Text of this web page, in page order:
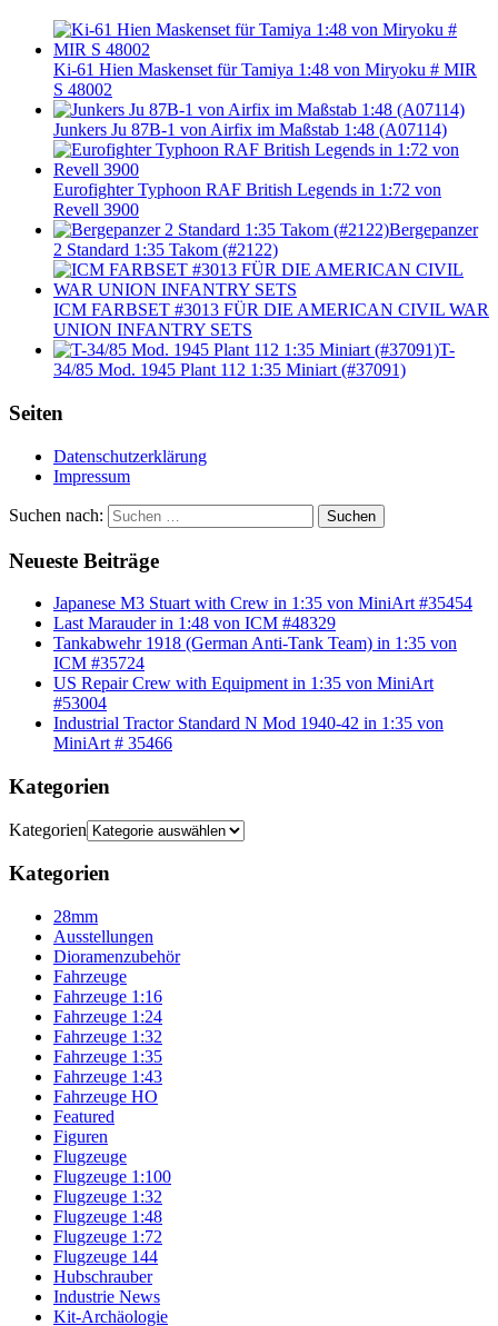
Ki-61 Hien Maskenset für Tamiya 1:48 von Miryoku # MIR
S 48002
Junkers Ju 87B-1 von Airfix im Maßstab 1:48 (A07114)
Eurofighter Typhoon RAF British Legends in 1:72 von
Revell 3900
Bergepanzer
2 Standard 1:35 Takom (#2122)
ICM FARBSET #3013 FÜR DIE AMERICAN CIVIL WAR
UNION INFANTRY SETS
T-
34/85 Mod. 1945 Plant 112 1:35 Miniart (#37091)
Seiten
Datenschutzerklärung
Impressum
Suchen nach: Suchen
Neueste Beiträge
Japanese M3 Stuart with Crew in 1:35 von MiniArt #35454
Last Marauder in 1:48 von ICM #48329
Tankabwehr 1918 (German Anti-Tank Team) in 1:35 von
ICM #35724
US Repair Crew with Equipment in 1:35 von MiniArt
#53004
Industrial Tractor Standard N Mod 1940-42 in 1:35 von
MiniArt # 35466
Kategorien
Kategorien
Kategorien
28mm
Ausstellungen
Dioramenzubehör
Fahrzeuge
Fahrzeuge 1:16
Fahrzeuge 1:24
Fahrzeuge 1:32
Fahrzeuge 1:35
Fahrzeuge 1:43
Fahrzeuge HO
Featured
Figuren
Flugzeuge
Flugzeuge 1:100
Flugzeuge 1:32
Flugzeuge 1:48
Flugzeuge 1:72
Flugzeuge 144
Hubschrauber
Industrie News
Kit-Archäologie